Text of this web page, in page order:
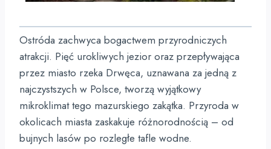
Ostróda zachwyca bogactwem przyrodniczych
atrakcji. Pięć urokliwych jezior oraz przepływająca
przez miasto rzeka Drwęca, uznawana za jedną z
najczystszych w Polsce, tworzą wyjątkowy
mikroklimat tego mazurskiego zakątka. Przyroda w
okolicach miasta zaskakuje różnorodnością – od
bujnych lasów po rozległe tafle wodne.